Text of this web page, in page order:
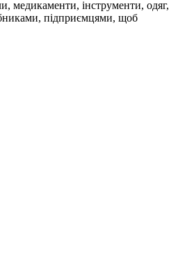
медикаменти, інструменти, одяг,
підприємцями, щоб